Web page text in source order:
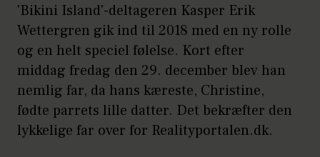
'Bikini Island'-deltageren Kasper Erik
Wettergren gik ind til 2018 med en ny rolle
og en helt speciel følelse. Kort efter
middag fredag den 29. december blev han
nemlig far, da hans kæreste, Christine,
fødte parrets lille datter. Det bekræfter den
lykkelige far over for Realityportalen.dk.